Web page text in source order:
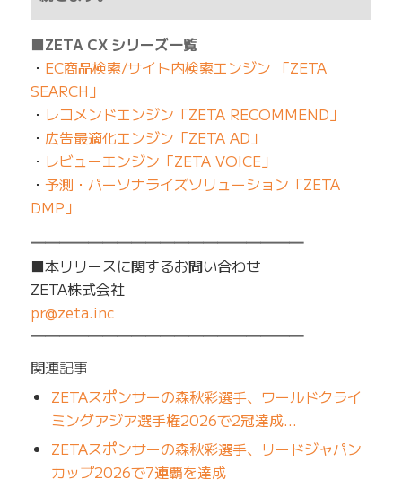
■ZETA CX シリーズ一覧
・ EC商品検索/サイト内検索エンジン 「ZETA
SEARCH」
・ レコメンドエンジン「ZETA RECOMMEND」
・ 広告最適化エンジン「ZETA AD」
・ レビューエンジン「ZETA VOICE」
・ 予測・パーソナライズソリューション「ZETA
DMP」
━━━━━━━━━━━━━━━━━━━
■本リリースに関するお問い合わせ
ZETA株式会社
pr@zeta.inc
━━━━━━━━━━━━━━━━━━━
関連記事
ZETAスポンサーの森秋彩選手、ワールドクライ
ミングアジア選手権2026で2冠達成…
ZETAスポンサーの森秋彩選手、リードジャパン
カップ2026で7連覇を達成